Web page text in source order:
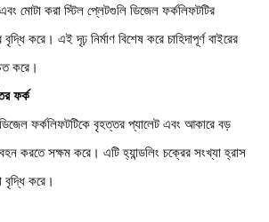
মোটা করা স্টিল প্লেটগুলি ডিজেল ফর্কলিফটটির
করে। এই দৃঢ় নির্মাণ বিশেষ করে চাহিদাপূর্ণ বাইরের
করে।
ফর্ক
ডিজেল ফর্কলিফটটিকে বৃহত্তর প্যালেট এবং আকারে বড়
করতে সক্ষম করে। এটি হ্যান্ডলিং চক্রের সংখ্যা হ্রাস
বৃদ্ধি করে।